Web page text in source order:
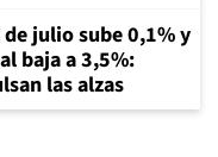
de julio sube 0,1% y
baja a 3,5%:
las alzas